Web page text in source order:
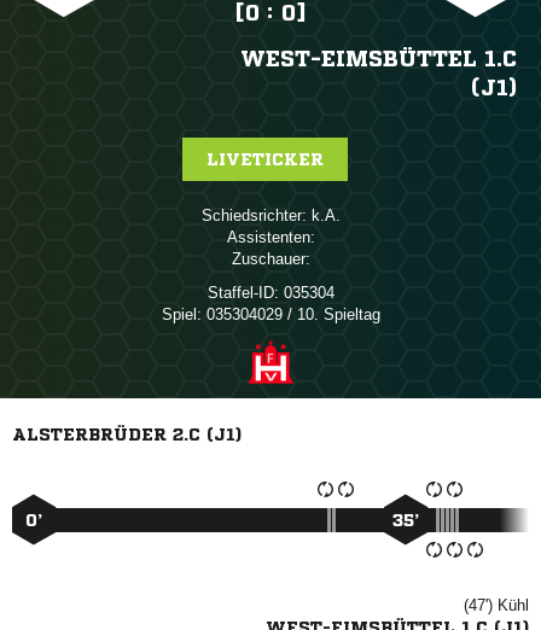
[0 : 0]
WEST-EIMSBÜTTEL 1.C
(J1)
LIVETICKER
Schiedsrichter: 
Assistenten:
Zuschauer:
Staffel-ID: 035304
Spiel: 035304029 / 10. Spieltag
ALSTERBRÜDER 2.C (J1)
0’ 35’
(47') 